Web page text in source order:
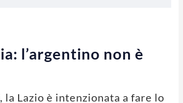
l’argentino non è
Lazio è intenzionata a fare lo